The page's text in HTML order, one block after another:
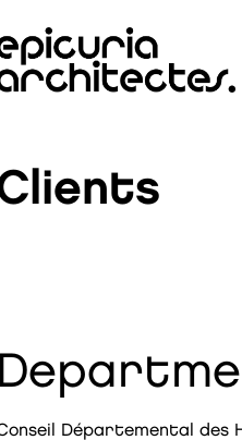
Départemental des